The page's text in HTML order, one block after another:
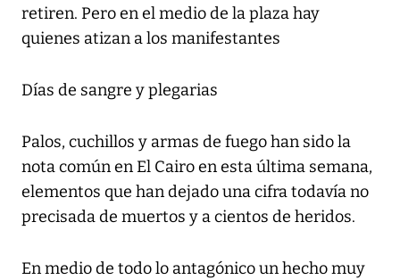
retiren. Pero en el medio de la plaza hay
quienes atizan a los manifestantes
Días de sangre y plegarias
Palos, cuchillos y armas de fuego han sido la
nota común en El Cairo en esta última semana,
elementos que han dejado una cifra todavía no
precisada de muertos y a cientos de heridos.
En medio de todo lo antagónico un hecho muy